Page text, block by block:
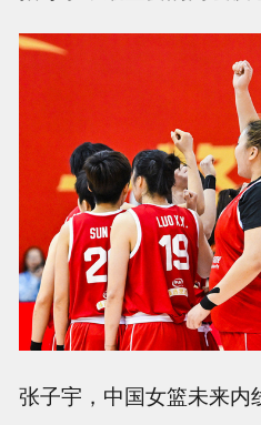
张子宇，中国女篮未来内